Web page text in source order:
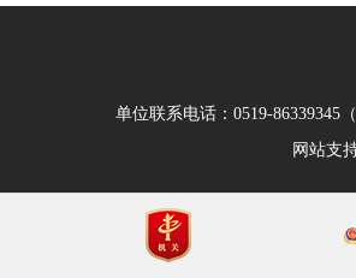
单位联系电话：0519-86339345
网站支